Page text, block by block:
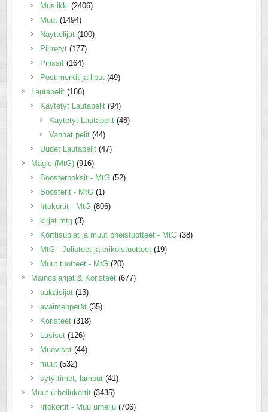
Musiikki (2406)
Muut (1494)
Näyttelijät (100)
Piirretyt (177)
Pinssit (164)
Postimerkit ja liput (49)
Lautapelit (186)
Käytetyt Lautapelit (94)
Käytetyt Lautapelit (48)
Vanhat pelit (44)
Uudet Lautapelit (47)
Magic (MtG) (916)
Boosterboksit - MtG (52)
Boosterit - MtG (1)
Irtokortit - MtG (806)
kirjat mtg (3)
Korttisuojat ja muut oheistuotteet - MtG (38)
MtG - Julisteet ja erikoistuotteet (19)
Muut tuotteet - MtG (20)
Mainoslahjat & Koristeet (677)
aukaisijat (13)
avaimenperät (35)
Koristeet (318)
Lasiset (126)
Muoviset (44)
muut (532)
sytyttimet, lamput (41)
Muut urheilukortit (3435)
Irtokortit - Muu urheilu (706)